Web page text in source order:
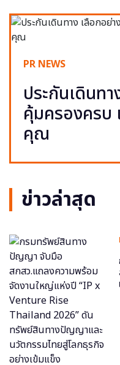
PR NEWS
ประกันเดินทา
คุ้มครองครบ
คุณ
ข่าวล่าสุด